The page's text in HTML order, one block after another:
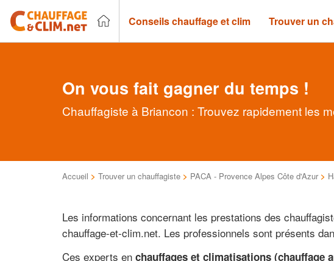
Conseils chauffage et clim Trouver un
On vous fait gagner du temps !
Chauffagiste à Briancon : Trouvez rapidement les
Accueil > Trouver un chauffagiste > PACA - Provence Alpes Côte d'Azur >
Les informations concernant les prestations des
chauffage-et-clim.net. Les professionnels sont présents
Ces experts en chauffages et climatisations (chauffage